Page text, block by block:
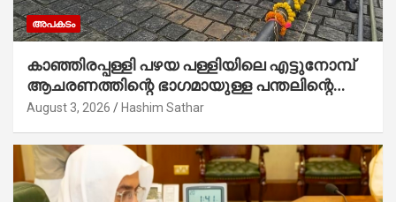
അപകടം
കാഞ്ഞിരപ്പള്ളി പഴയ പള്ളിയിലെ എട്ടുനോമ്പ്
ആചരണത്തിന്റെ ഭാഗമായുള്ള പന്തലിന്റെ
കാൽനാട്ട് കർമ്മം ആർച്ച് പ്രീസ്റ്റ് വെരി.
August 3, 2026 Hashim Sathar